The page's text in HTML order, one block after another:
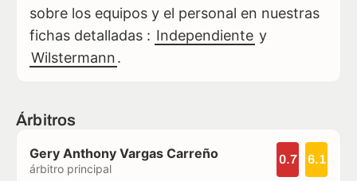
sobre los equipos y el personal en nuestras
fichas detalladas : Independiente y
Wilstermann.
Árbitros
Gery Anthony Vargas Carreño
árbitro principal
0.7 6.1